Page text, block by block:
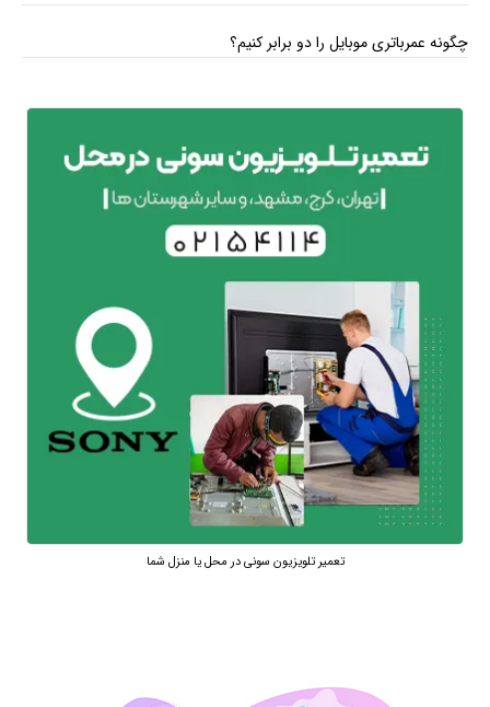
چگونه عمرباتری موبایل را دو برابر کنیم؟
تعمیر تلویزیون سونی در محل یا منزل شما